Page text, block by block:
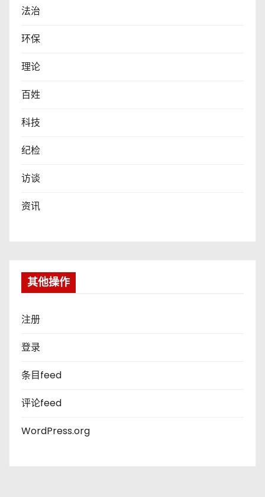
法治
环保
理论
百姓
科技
纪检
访谈
资讯
其他操作
注册
登录
条目feed
评论feed
WordPress.org